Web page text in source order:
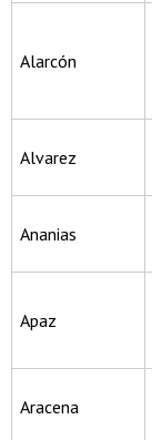
Alarcón
Alvarez
Ananias
Apaz
Aracena